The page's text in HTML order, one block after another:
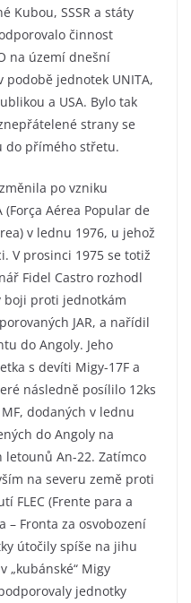
Kubou, SSSR a státy
činnost
na území dnešní
jednotek UNITA,
a USA. Bylo tak
strany se
do přímého střetu.
po vzniku
(Força Aérea Popular de
v lednu 1976, u jehož
V prosinci 1975 se totiž
Fidel Castro rozhodl
boji proti jednotkám
JAR, a nařídil
do Angoly. Jeho
s devíti Migy-17F a
následně posílilo 12ks
dodaných v lednu
do Angoly na
An-22. Zatímco
na severu země proti
FLEC (Frente para a
– Fronta za osvobození
útočily spíše na jihu
„kubánské“ Migy
jednotky